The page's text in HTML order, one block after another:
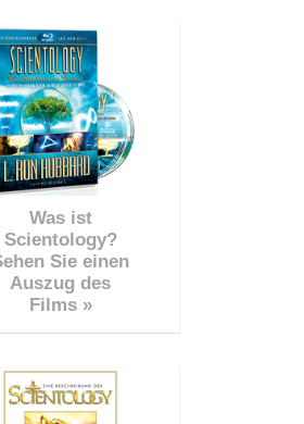
Was ist
Scientology?
Sie einen
Auszug des
Films »